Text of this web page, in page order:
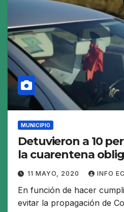
MUNICIPIO
Detuvieron a 10
la cuarentena
11 MAYO, 2020 INFO
En función de hacer
evitar la propagación de